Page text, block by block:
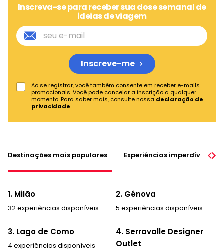
Inscreva-se para receber sua dose semanal de
ideias de viagem
Ao se registrar, você também consente em receber e-mails
promocionais. Você pode cancelar a inscrição a qualquer
momento. Para saber mais, consulte nossa declaração de
privacidade.
Inscreve-me
Destinações mais populares Experiências imperdíveis
1. Milão
32 experiências disponíveis
2. Gênova
5 experiências disponíveis
3. Lago de Como
4 experiências disponíveis
4. Serravalle Designer
Outlet